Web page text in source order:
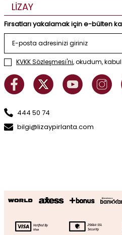
LİZAY
Fırsatları yakalamak için e-bülten
KVKK Sözleşmesi'ni, okudum,
444 50 74
bilgi@lizaypirlanta.com